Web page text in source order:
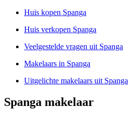
Huis kopen Spanga
Huis verkopen Spanga
Veelgestelde vragen uit Spanga
Makelaars in Spanga
Uitgelichte makelaars uit Spanga
Spanga makelaar